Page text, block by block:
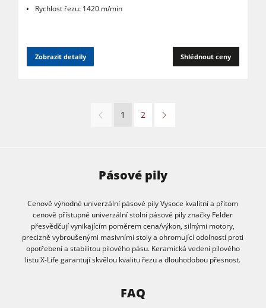
Rychlost řezu: 1420 m/min
Zobrazit detaily Shlédnout ceny
1 2
Pásové pily
Cenově výhodné univerzální pásové pily Vysoce kvalitní a přitom
cenově přístupné univerzální stolní pásové pily značky Felder
přesvědčují vynikajícím poměrem cena/výkon, silnými motory,
precizně vybroušenými masivními stoly a ohromující odolností proti
opotřebení a stabilitou pilového pásu. Keramická vedení pilového
listu X-Life garantují skvělou kvalitu řezu a dlouhodobou přesnost.
FAQ